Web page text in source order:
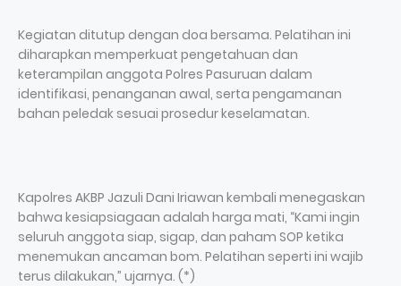
Kegiatan ditutup dengan doa bersama. Pelatihan ini
diharapkan memperkuat pengetahuan dan
keterampilan anggota Polres Pasuruan dalam
identifikasi, penanganan awal, serta pengamanan
bahan peledak sesuai prosedur keselamatan.
Kapolres AKBP Jazuli Dani Iriawan kembali menegaskan
bahwa kesiapsiagaan adalah harga mati, “Kami ingin
seluruh anggota siap, sigap, dan paham SOP ketika
menemukan ancaman bom. Pelatihan seperti ini wajib
terus dilakukan,” ujarnya. (*)